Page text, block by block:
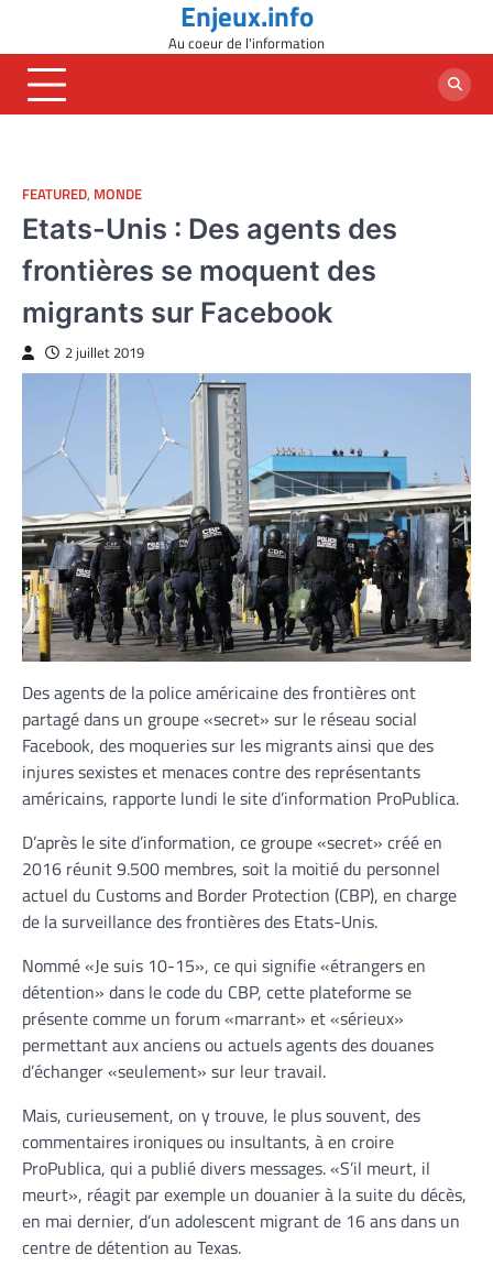
content
Enjeux.info
Au coeur de l'information
FEATURED, MONDE
Etats-Unis : Des agents des
frontières se moquent des
migrants sur Facebook
2 juillet 2019
Des agents de la police américaine des frontières ont
partagé dans un groupe «secret» sur le réseau social
Facebook, des moqueries sur les migrants ainsi que des
injures sexistes et menaces contre des représentants
américains, rapporte lundi le site d’information ProPublica.
D’après le site d’information, ce groupe «secret» créé en
2016 réunit 9.500 membres, soit la moitié du personnel
actuel du Customs and Border Protection (CBP), en charge
de la surveillance des frontières des Etats-Unis.
Nommé «Je suis 10-15», ce qui signifie «étrangers en
détention» dans le code du CBP, cette plateforme se
présente comme un forum «marrant» et «sérieux»
permettant aux anciens ou actuels agents des douanes
d’échanger «seulement» sur leur travail.
Mais, curieusement, on y trouve, le plus souvent, des
commentaires ironiques ou insultants, à en croire
ProPublica, qui a publié divers messages. «S’il meurt, il
meurt», réagit par exemple un douanier à la suite du décès,
en mai dernier, d’un adolescent migrant de 16 ans dans un
centre de détention au Texas.